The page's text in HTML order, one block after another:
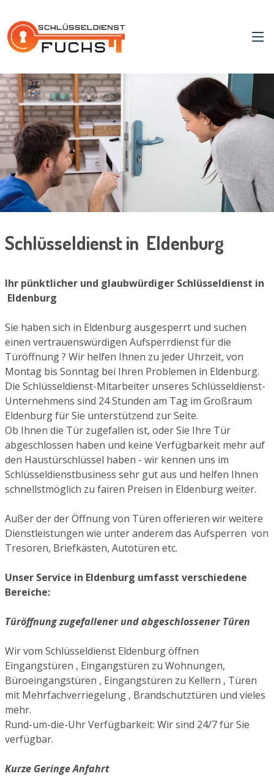
Schlüsseldienst in Eldenburg
Ihr pünktlicher und glaubwürdiger Schlüsseldienst in
Eldenburg
Sie haben sich in Eldenburg ausgesperrt und suchen
einen vertrauenswürdigen Aufsperrdienst für die
Türöffnung ? Wir helfen Ihnen zu jeder Uhrzeit, von
Montag bis Sonntag bei Ihren Problemen in Eldenburg.
Die Schlüsseldienst-Mitarbeiter unseres Schlüsseldienst-
Unternehmens sind 24 Stunden am Tag im Großraum
Eldenburg für Sie unterstützend zur Seite.
Ob Ihnen die Tür zugefallen ist, oder Sie Ihre Tür
abgeschlossen haben und keine Verfügbarkeit mehr auf
den Haustürschlüssel haben - wir kennen uns im
Schlüsseldienstbusiness sehr gut aus und helfen Ihnen
schnellstmöglich zu fairen Preisen in Eldenburg weiter.
Außer der der Öffnung von Türen offerieren wir weitere
Dienstleistungen wie unter anderem das Aufsperren von
Tresoren, Briefkästen, Autotüren etc.
Unser Service in Eldenburg umfasst verschiedene
Bereiche:
Türöffnung zugefallener und abgeschlossener Türen
Wir vom Schlüsseldienst Eldenburg öffnen
Eingangstüren , Eingangstüren zu Wohnungen,
Büroeingangstüren , Eingangstüren zu Kellern , Türen
mit Mehrfachverriegelung , Brandschutztüren und vieles
mehr.
Rund-um-die-Uhr Verfügbarkeit: Wir sind 24/7 für Sie
verfügbar.
Kurze Geringe Anfahrt